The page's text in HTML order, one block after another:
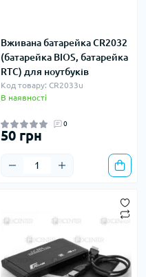
Вживана батарейка CR2032
(батарейка BIOS, батарейка
RTC) для ноутбуків
Код товару: CR2033u
В наявності
0
50 грн